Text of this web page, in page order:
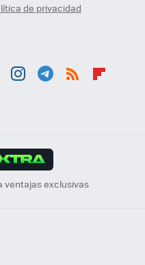
de privacidad
ventajas exclusivas